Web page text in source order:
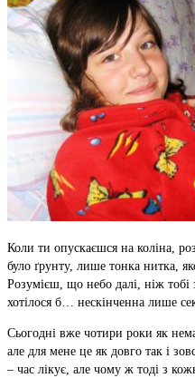
Коли ти опускаєшся на коліна,
було ґрунту, лише тонка нитка,
Розумієш, що небо далі, ніж тобі
хотілося б… нескінченна лише
Сьогодні вже чотири роки як
але для мене це як довго так і
– час лікує, але чому ж тоді з